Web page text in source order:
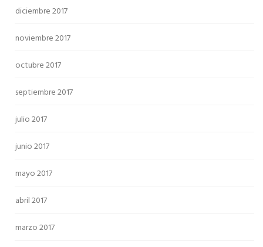
diciembre 2017
noviembre 2017
octubre 2017
septiembre 2017
julio 2017
junio 2017
mayo 2017
abril 2017
marzo 2017